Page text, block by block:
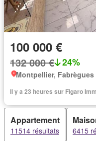
100 000 €
132 000 € 24%
Montpellier, Fabrègues
Il y a 23 heures sur Figaro
Appartement
11514 résultats 6415